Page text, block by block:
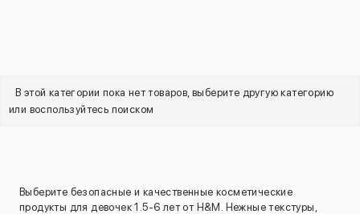
В этой категории пока нет товаров, выберите другую категорию
или воспользуйтесь поиском
Выберите безопасные и качественные косметические
продукты для девочек 1.5-6 лет от H&M. Нежные текстуры,